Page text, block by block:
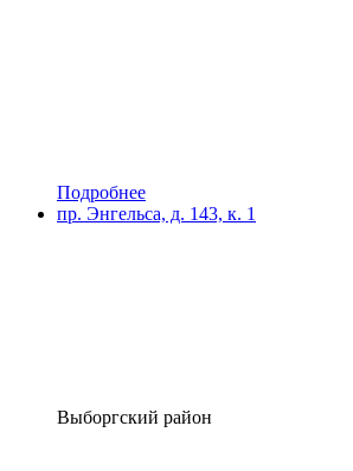
Подробнее
пр. Энгельса, д. 143, к. 1
Выборгский район